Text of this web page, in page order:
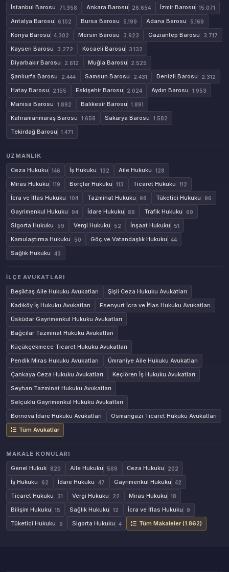
İstanbul Barosu
71.358 Ankara Barosu 26.654 İzmir Barosu 15.071
Antalya Barosu 6.102 Bursa Barosu 5.199 Adana Barosu 5.169
Konya Barosu 4.302 Mersin Barosu 3.923 Gaziantep Barosu 3.717
Kayseri Barosu 3.272 Kocaeli Barosu 3.132
Diyarbakır Barosu 2.612 Muğla Barosu 2.525
Şanlıurfa Barosu 2.444 Samsun Barosu 2.431 Denizli Barosu 2.312
Hatay Barosu 2.155 Eskişehir Barosu 2.024 Aydın Barosu 1.953
Manisa Barosu 1.892 Balıkesir Barosu 1.891
Kahramanmaraş Barosu 1.658 Sakarya Barosu 1.582
Tekirdağ Barosu 1.471
UZMANLIK
Ceza Hukuku
146 İş Hukuku 132 Aile Hukuku 128
Miras Hukuku 119 Borçlar Hukuku 113 Ticaret Hukuku 112
İcra ve İflas Hukuku 104 Tazminat Hukuku 98 Tüketici Hukuku 96
Gayrimenkul Hukuku 94 İdare Hukuku 88 Trafik Hukuku 69
Sigorta Hukuku 59 Vergi Hukuku 52 İnşaat Hukuku 51
Kamulaştırma Hukuku 50 Göç ve Vatandaşlık Hukuku 44
Sağlık Hukuku 43
İLÇE AVUKATLARI
Beşiktaş Aile Hukuku Avukatları
Şişli Ceza Hukuku Avukatları
Kadıköy İş Hukuku Avukatları
Esenyurt İcra ve İflas Hukuku Avukatları
Üsküdar Gayrimenkul Hukuku Avukatları
Bağcılar Tazminat Hukuku Avukatları
Küçükçekmece Ticaret Hukuku Avukatları
Pendik Miras Hukuku Avukatları
Ümraniye Aile Hukuku Avukatları
Çankaya Ceza Hukuku Avukatları
Keçiören İş Hukuku Avukatları
Seyhan Tazminat Hukuku Avukatları
Selçuklu Gayrimenkul Hukuku Avukatları
Bornova İdare Hukuku Avukatları
Osmangazi Ticaret Hukuku Avukatları
Tüm Avukatlar
MAKALE KONULARI
Genel Hukuk
820 Aile Hukuku 569 Ceza Hukuku 202
İş Hukuku 62 İdare Hukuku 47 Gayrimenkul Hukuku 42
Ticaret Hukuku 31 Vergi Hukuku 22 Miras Hukuku 18
Bilişim Hukuku 15 Sağlık Hukuku 12 İcra ve İflas Hukuku 9
Tüketici Hukuku 9 Sigorta Hukuku 4 Tüm Makaleler (1.862)